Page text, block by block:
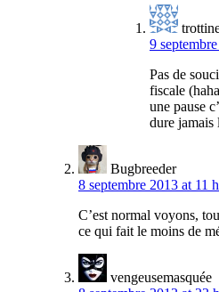
9
Pas de
fiscale
une pause
dure jamais
Bugbreeder
8 septembre 2013 at 11
C’est normal voyons,
ce qui fait le moins de
vengeusemasquée